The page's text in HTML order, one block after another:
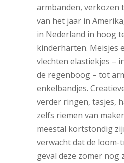
armbanden, verkozen
van het jaar in
in Nederland in hoog
kinderharten. Meisjes
vlechten elastiekjes –
de regenboog – tot
enkelbandjes.
verder ringen, tasjes,
zelfs riemen van
meestal kortstondig
verwacht dat de loom-
geval deze zomer nog